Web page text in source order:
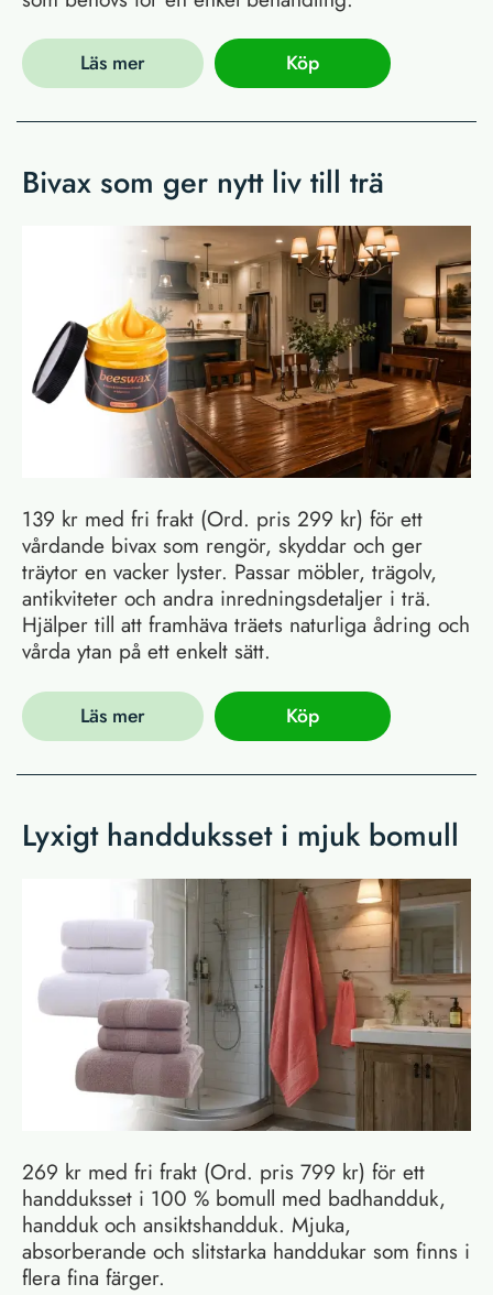
Läs mer Köp
Bivax som ger nytt liv till trä
139 kr med fri frakt (Ord. pris 299 kr) för ett
vårdande bivax som rengör, skyddar och ger
träytor en vacker lyster. Passar möbler, trägolv,
antikviteter och andra inredningsdetaljer i trä.
Hjälper till att framhäva träets naturliga ådring och
vårda ytan på ett enkelt sätt.
Läs mer Köp
Lyxigt handduksset i mjuk bomull
269 kr med fri frakt (Ord. pris 799 kr) för ett
handduksset i 100 % bomull med badhandduk,
handduk och ansiktshandduk. Mjuka,
absorberande och slitstarka handdukar som finns i
flera fina färger.